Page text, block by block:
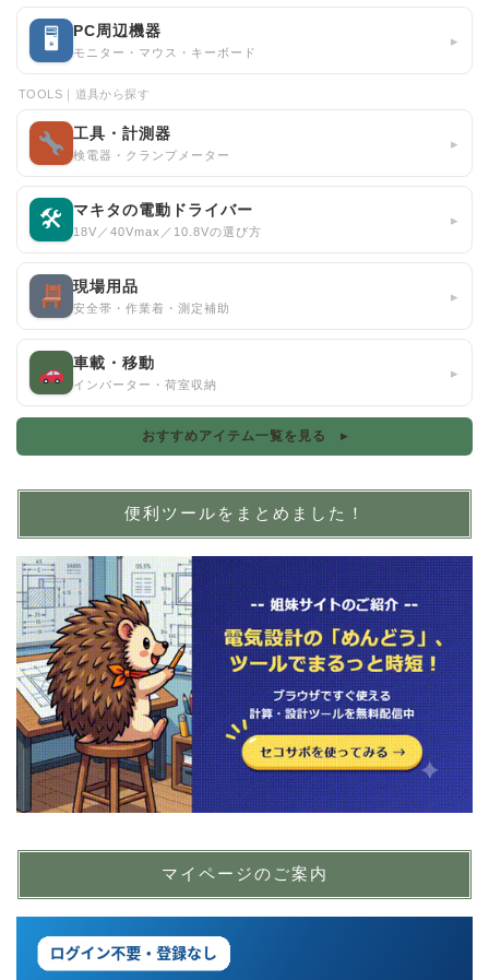
🖥 PC周辺機器
モニター・マウス・キーボード
▸
TOOLS｜道具から探す
工具・計測器
検電器・クランプメーター
▸
🛠 マキタの電動ドライバー
18V／40Vmax／10.8Vの選び方
▸
現場用品
安全帯・作業着・測定補助
▸
車載・移動
インバーター・荷室収納
▸
おすすめアイテム一覧を見る ▸
便利ツールをまとめました！
マイページのご案内